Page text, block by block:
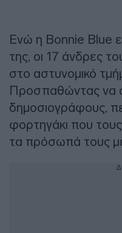
Ενώ η Bonnie Blue
της, οι 17 άνδρες
στο αστυνομικό
Προσπαθώντας να
δημοσιογράφους,
φορτηγάκι που
τα πρόσωπά τους